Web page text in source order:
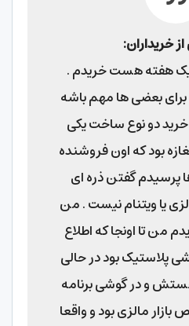
خریداران:
هفته هست خریدم .
برای بعضی ها مهم باشه
دو نوع ساخت یکی
بود که اون فروشنده
پرسیدم گفتن ذره ای
یا ویتنام نیست . من
من تا اونجا که اطلاع
پلاستیک بود در حالی
و در گوشی برنامه
مالزی بود و واقعا